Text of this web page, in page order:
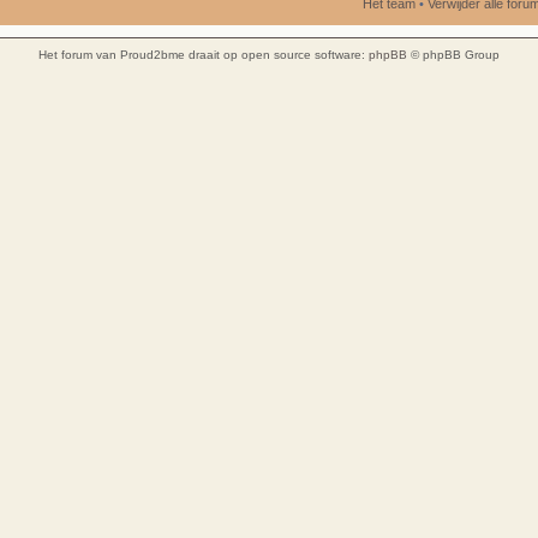
Het team• Verwijder alle
Het forum van Proud2bme draait op open source software: phpBB © phpBB Group